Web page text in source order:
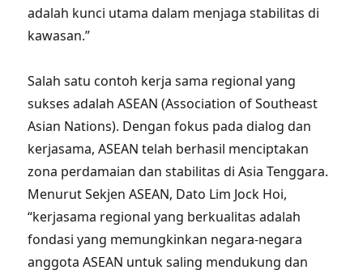
adalah kunci utama dalam menjaga stabilitas di
kawasan.”
Salah satu contoh kerja sama regional yang
sukses adalah ASEAN (Association of Southeast
Asian Nations). Dengan fokus pada dialog dan
kerjasama, ASEAN telah berhasil menciptakan
zona perdamaian dan stabilitas di Asia Tenggara.
Menurut Sekjen ASEAN, Dato Lim Jock Hoi,
“kerjasama regional yang berkualitas adalah
fondasi yang memungkinkan negara-negara
anggota ASEAN untuk saling mendukung dan